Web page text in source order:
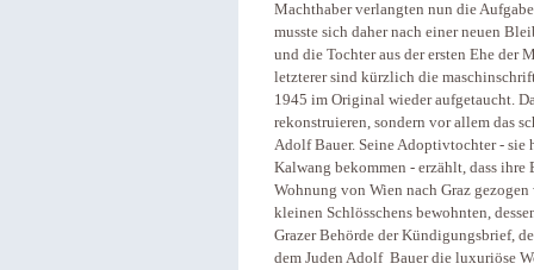
Machthaber verlangten nun die
musste sich daher nach einer neuen
und die Tochter aus der ersten Ehe der
letzterer sind kürzlich die
1945 im Original wieder aufgetaucht.
rekonstruieren, sondern vor allem das
Adolf Bauer. Seine Adoptivtochter -
Kalwang bekommen - erzählt, dass ihre
Wohnung von Wien nach Graz
kleinen Schlösschens bewohnten,
Grazer Behörde der Kündigungsbrief,
dem Juden Adolf Bauer die luxuriöse